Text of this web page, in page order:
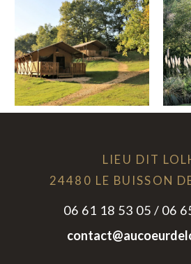
LIEU DIT
24480 LE BUISSON
06 61 18 53 05 / 06